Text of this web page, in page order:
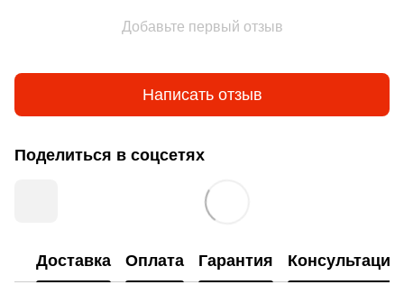
Добавьте первый отзыв
Написать отзыв
Поделиться в соцсетях
Доставка Оплата Гарантия Консультация